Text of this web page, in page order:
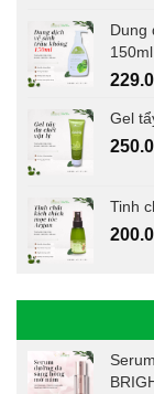
Dung
150ml
Gel
Tinh